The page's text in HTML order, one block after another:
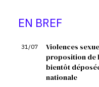
EN BREF
31/07
Violences
proposition de
bientôt
nationale